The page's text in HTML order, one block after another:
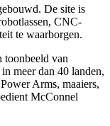
De site is
CNC-
te waarborgen.
toonbeeld van
meer dan 40 landen,
Arms, maaiers,
McConnel